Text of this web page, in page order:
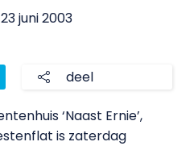
juni 2003
deel
‘Naast Ernie’,
is zaterdag